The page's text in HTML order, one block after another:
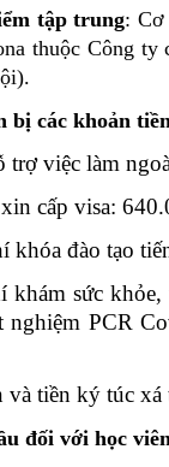
tập trung: Cơ
thuộc Công
bị các khoản
trợ việc làm
cấp visa:
khóa đào tạo
khám sức
PCR
và tiền ký túc
đối với học